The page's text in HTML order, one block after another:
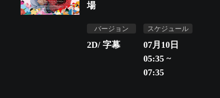
場
バージョン
2D/ 字幕
スケジュール
07月10日
05:35 ~
07:35